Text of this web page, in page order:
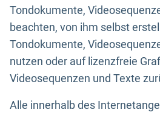
Tondokumente,
beachten, von ihm selbst
Tondokumente,
nutzen oder auf lizenzfreie
Videosequenzen und Texte
Alle innerhalb des